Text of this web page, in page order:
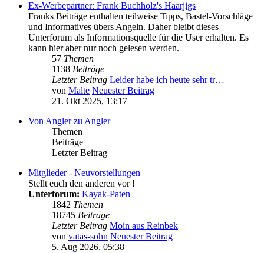
Ex-Werbepartner: Frank Buchholz's Haarjigs
Franks Beiträge enthalten teilweise Tipps, Bastel-Vorschläge
und Informatives übers Angeln. Daher bleibt dieses
Unterforum als Informationsquelle für die User erhalten. Es
kann hier aber nur noch gelesen werden.
57 Themen
1138 Beiträge
Letzter Beitrag Leider habe ich heute sehr tr…
von Malte Neuester Beitrag
21. Okt 2025, 13:17
Von Angler zu Angler
Themen
Beiträge
Letzter Beitrag
Mitglieder - Neuvorstellungen
Stellt euch den anderen vor !
Unterforum: Kayak-Paten
1842 Themen
18745 Beiträge
Letzter Beitrag Moin aus Reinbek
von vatas-sohn Neuester Beitrag
5. Aug 2026, 05:38